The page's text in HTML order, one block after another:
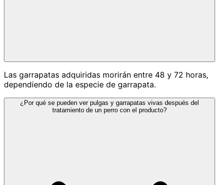
Las garrapatas adquiridas morirán entre 48 y 72 horas,
dependiendo de la especie de garrapata.
¿Por qué se pueden ver pulgas y garrapatas vivas después del
tratamiento de un perro con el producto?